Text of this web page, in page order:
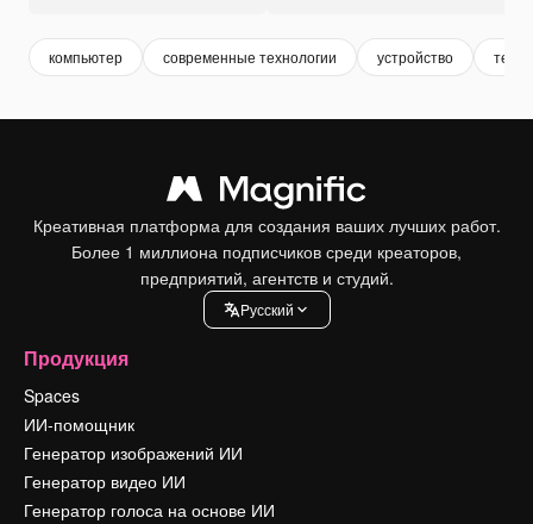
компьютер современные технологии устройство
Креативная платформа для создания ваших лучших работ.
Более 1 миллиона подписчиков среди креаторов,
предприятий, агентств и студий.
Pусский
Продукция
Spaces
ИИ-помощник
Генератор изображений ИИ
Генератор видео ИИ
Генератор голоса на основе ИИ